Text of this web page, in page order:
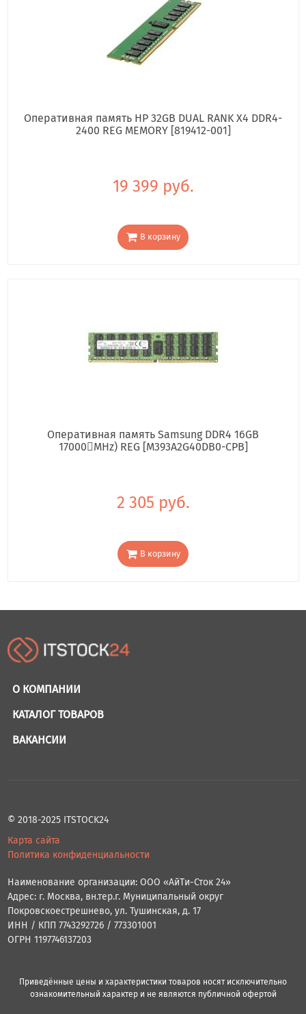
Оперативная память HP 32GB DUAL RANK X4 DDR4-
2400 REG MEMORY [819412-001]
19 399 руб.
В корзину
Оперативная память Samsung DDR4 16GB
17000񢋕MHz) REG [M393A2G40DB0-CPB]
2 305 руб.
В корзину
О КОМПАНИИ
КАТАЛОГ ТОВАРОВ
ВАКАНСИИ
© 2018-2025 ITSTOCK24
Карта сайта
Политика конфиденциальности
Наименование организации: ООО «АйТи-Сток 24»
Адрес: г. Москва, вн.тер.г. Муниципальный округ
Покровскоестрешнево, ул. Тушинская, д. 17
ИНН / КПП 7743292726 / 773301001
ОГРН 1197746137203
Приведённые цены и характеристики товаров носят исключительно
ознакомительный характер и не являются публичной офертой